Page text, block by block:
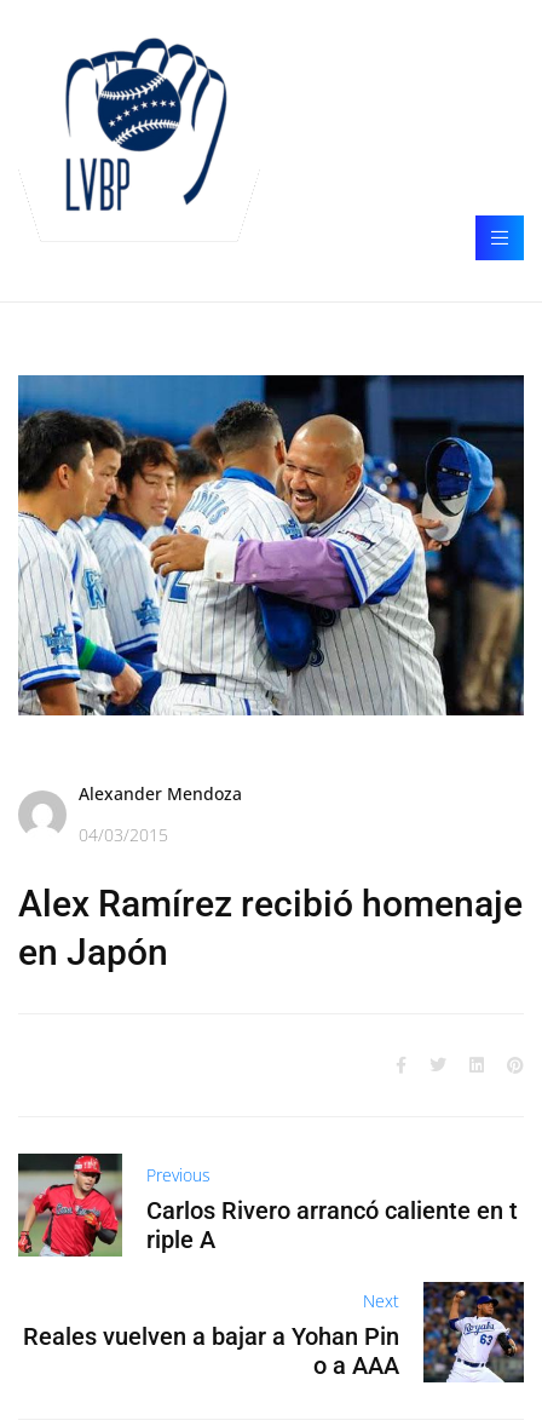
Alexander Mendoza
04/03/2015
Alex Ramírez recibió homenaje
en Japón
Previous
Carlos Rivero arrancó caliente en t
riple A
Next
Reales vuelven a bajar a Yohan Pin
o a AAA